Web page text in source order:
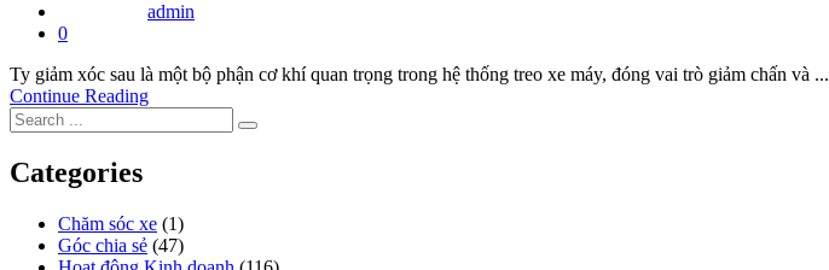
admin
0
Ty giảm xóc sau là một bộ phận cơ khí quan trọng trong hệ thống treo xe máy, đóng vai trò giảm chấn và ...
Continue Reading
Categories
Chăm sóc xe (1)
Góc chia sẻ (47)